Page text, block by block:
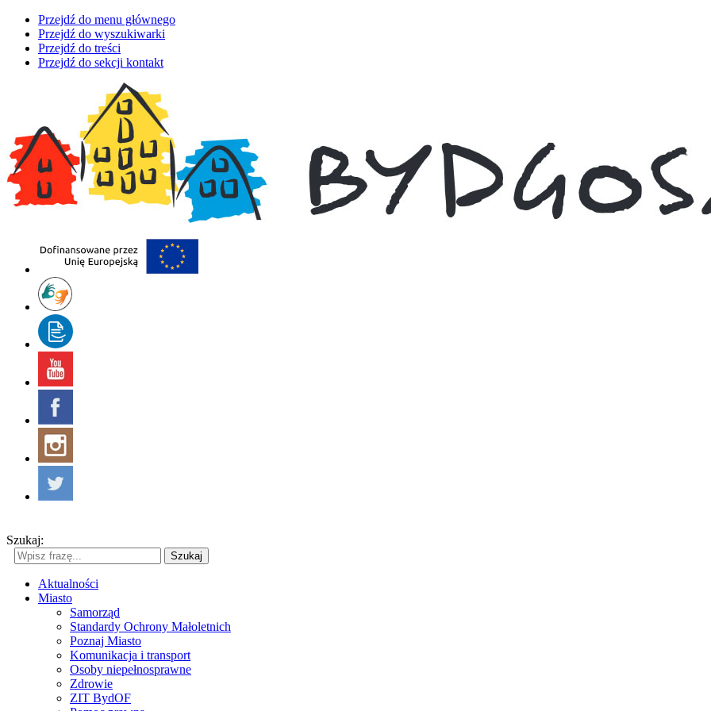
Przejdź do menu głównego
Przejdź do wyszukiwarki
Przejdź do treści
Przejdź do sekcji kontakt
Szukaj:
Szukaj
Aktualności
Miasto
Samorząd
Standardy Ochrony Małoletnich
Poznaj Miasto
Komunikacja i transport
Osoby niepełnosprawne
Zdrowie
ZIT BydOF